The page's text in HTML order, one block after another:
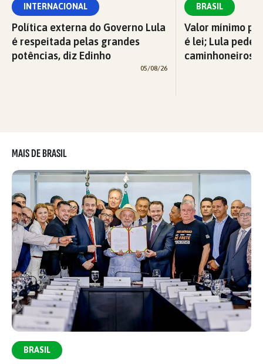
INTERNACIONAL
Política externa do Governo Lula
é respeitada pelas grandes
potências, diz Edinho
05/08/26
BRASIL
Valor mínimo
é lei; Lula pede
caminhoneiros
MAIS DE BRASIL
BRASIL